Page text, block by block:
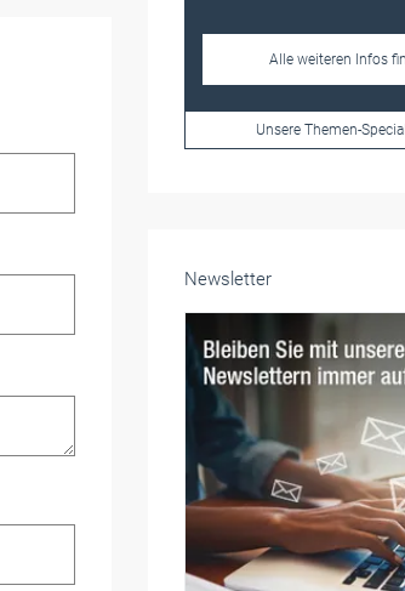
Frauen im Handwerk
Newsletter